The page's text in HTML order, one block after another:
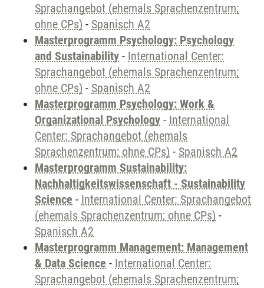
Sprachangebot (ehemals Sprachenzentrum;
ohne CPs) - Spanisch A2
Masterprogramm Psychology: Psychology
and Sustainability - International Center:
Sprachangebot (ehemals Sprachenzentrum;
ohne CPs) - Spanisch A2
Masterprogramm Psychology: Work &
Organizational Psychology - International
Center: Sprachangebot (ehemals
Sprachenzentrum; ohne CPs) - Spanisch A2
Masterprogramm Sustainability:
Nachhaltigkeitswissenschaft - Sustainability
Science - International Center: Sprachangebot
(ehemals Sprachenzentrum; ohne CPs) -
Spanisch A2
Masterprogramm Management: Management
& Data Science - International Center:
Sprachangebot (ehemals Sprachenzentrum;